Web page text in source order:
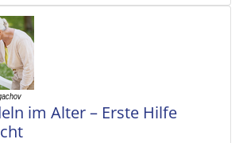
im Alter – Erste Hilfe